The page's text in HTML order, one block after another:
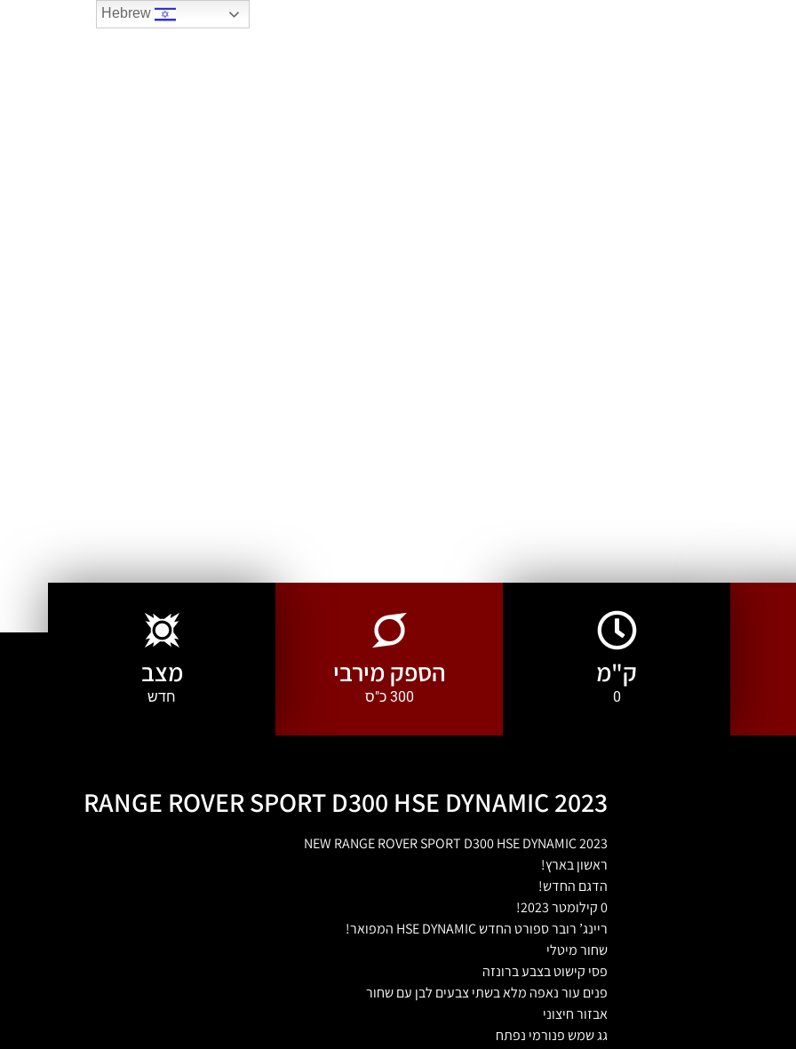
ק"מ
0
הספק מירבי
300 כ"ס
מצב
חדש
RANGE ROVER SPORT D300 HSE DYNAMIC 2023
NEW RANGE ROVER SPORT D300 HSE DYNAMIC 2023
ראשון בארץ!
הדגם החדש!
0 קילומטר 2023!
ריינג’ רובר ספורט החדש HSE DYNAMIC המפואר!
שחור מיטלי
פסי קישוט בצבע ברונזה
פנים עור נאפה מלא בשתי צבעים לבן עם שחור
אבזור חיצוני
גג שמש פנורמי נפתח
Hebrew